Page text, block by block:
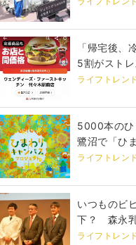
「帰宅後、
5割がスト
ライフトレン
5000本のひ
鷺沼で「ひ
ライフトレン
いつものビ
下？ 森永
ライフトレン